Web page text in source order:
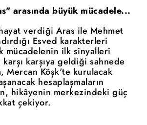
arasında büyük mücadele...
verdiği Aras ile Mehmet
Esved karakterleri
mücadelenin ilk sinyalleri
karşıya geldiği sahnede
Mercan Köşk'te kurulacak
hesaplaşmaların
hikâyenin merkezindeki güç
çekiyor.